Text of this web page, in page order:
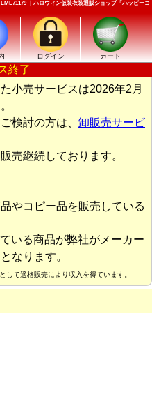
｜ハロウィン仮装衣装通販ショップ「ハッピーコ
ログイン カート
終了
小売サービスは2026年2月
検討の方は、 卸販売サービ
売継続しております。
やコピー品を販売している
いる商品が弊社がメーカー
なります。
て適格販売により収入を得ています。